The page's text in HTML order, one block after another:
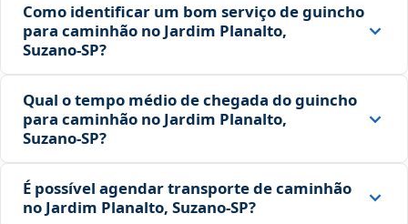
Como identificar um bom serviço de guincho
para caminhão no Jardim Planalto,
Suzano‑SP?
Qual o tempo médio de chegada do guincho
para caminhão no Jardim Planalto,
Suzano‑SP?
É possível agendar transporte de caminhão
no Jardim Planalto, Suzano‑SP?